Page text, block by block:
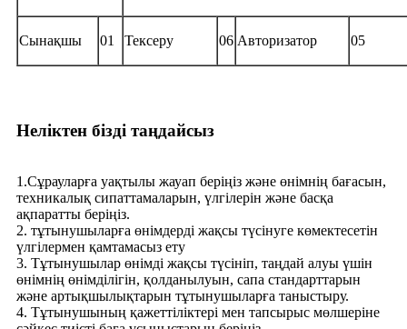
Сынақшы 01 Тексеру 06 Авторизатор 05
Неліктен бізді таңдайсыз
1.Сұрауларға уақтылы жауап беріңіз және өнімнің бағасын,
техникалық сипаттамаларын, үлгілерін және басқа
ақпаратты беріңіз.
2. тұтынушыларға өнімдерді жақсы түсінуге көмектесетін
үлгілермен қамтамасыз ету
3. Тұтынушылар өнімді жақсы түсініп, таңдай алуы үшін
өнімнің өнімділігін, қолданылуын, сапа стандарттарын
және артықшылықтарын тұтынушыларға таныстыру.
4. Тұтынушының қажеттіліктері мен тапсырыс мөлшеріне